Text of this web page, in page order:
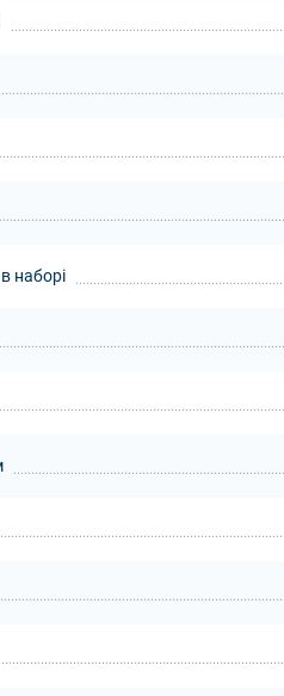
наборі